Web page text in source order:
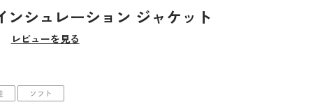
ンシュレーション ジャケット
レビューを見る
ソフト